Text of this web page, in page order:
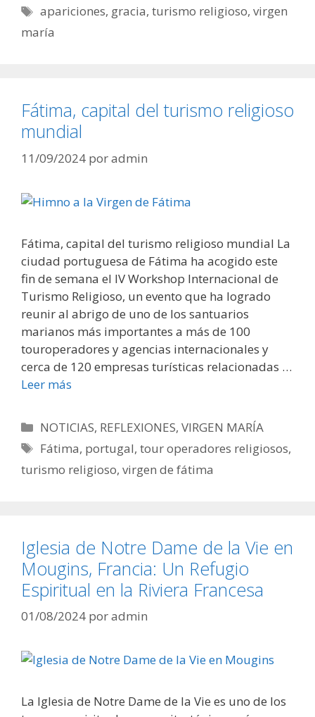
Etiquetas
apariciones, gracia,turismo religioso,virgen
maría
Fátima, capital del turismo religioso
mundial
11/09/2024 poradmin
Fátima, capital del turismo religioso mundial La
ciudad portuguesa de Fátima ha acogido este
fin de semana el IV Workshop Internacional de
Turismo Religioso, un evento que ha logrado
reunir al abrigo de uno de los santuarios
marianos más importantes a más de 100
touroperadores y agencias internacionales y
cerca de 120 empresas turísticas relacionadas …
Leer más
Categorías
NOTICIAS, REFLEXIONES,VIRGEN MARÍA
Etiquetas
Fátima, portugal,tour operadores religiosos,
turismo religioso, virgen de fátima
Iglesia de Notre Dame de la Vie en
Mougins, Francia: Un Refugio
Espiritual en la Riviera Francesa
01/08/2024 poradmin
La Iglesia de Notre Dame de la Vie es uno de los